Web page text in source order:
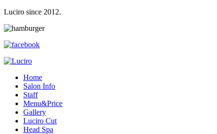
Luciro since 2012.
Home
Salon Info
Staff
Menu&Price
Gallery
Luciro Cut
Head Spa